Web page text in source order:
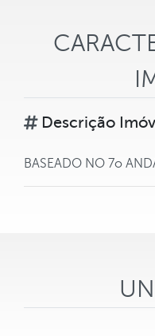
Descrição
BASEADO NO 7o